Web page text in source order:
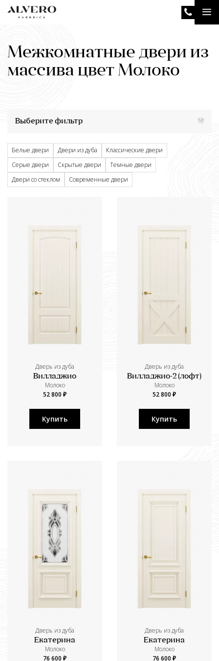
Перейти
Межкомнатные двери из
массива цвет Молоко
Выберите фильтр
Белые двери Двери из дуба
Классические двери
Серые двери
Скрытые двери
Темные двери
Двери со стеклом
Современные двери
Дверь из дуба
Вилладжио
Молоко
52 800 ₽
Купить
Дверь из дуба
Вилладжио-2 (лофт)
Молоко
52 800 ₽
Купить
Дверь из дуба
Екатерина
Молоко
76 600 ₽
Дверь из дуба
Екатерина
Молоко
76 600 ₽